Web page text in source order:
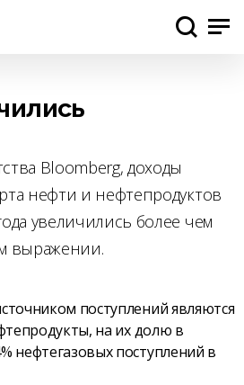
Bloomberg, доходы
нефти и нефтепродуктов
увеличились более чем
выражении.
поступлений являются
на их долю в
нефтегазовых поступлений в